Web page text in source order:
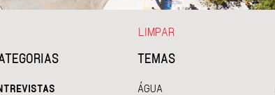
TEMAS
ÁGUA
LIMPAR